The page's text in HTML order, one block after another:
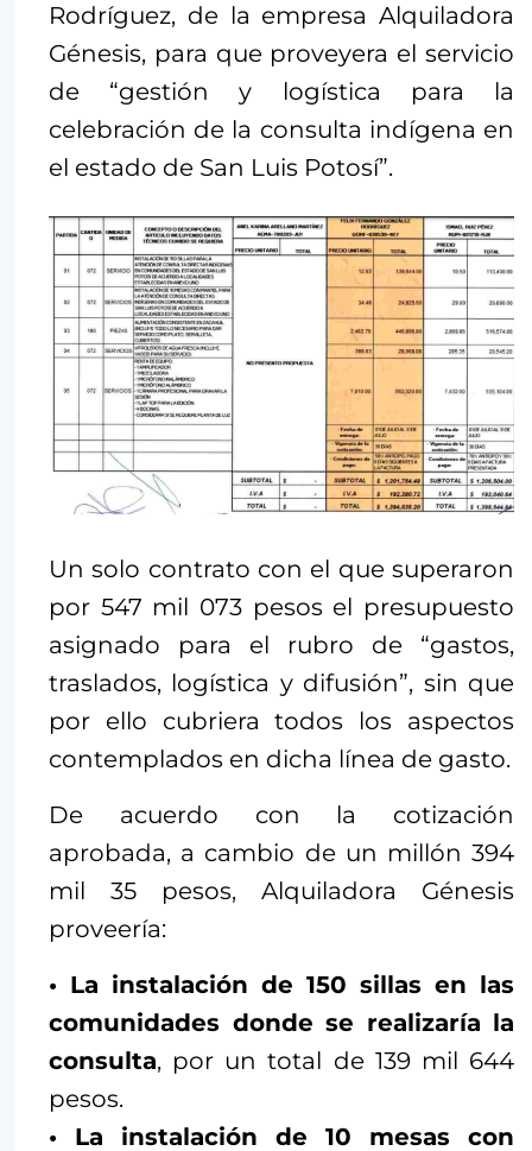
Rodríguez, de la empresa Alquiladora
Génesis, para que proveyera el servicio
de “gestión y logística para la
celebración de la consulta indígena en
el estado de San Luis Potosí”.
Un solo contrato con el que superaron
por 547 mil 073 pesos el presupuesto
asignado para el rubro de “gastos,
traslados, logística y difusión”, sin que
por ello cubriera todos los aspectos
contemplados en dicha línea de gasto.
De acuerdo con la cotización
aprobada, a cambio de un millón 394
mil 35 pesos, Alquiladora Génesis
proveería:
• La instalación de 150 sillas en las
comunidades donde se realizaría la
consulta, por un total de 139 mil 644
pesos.
• La instalación de 10 mesas con